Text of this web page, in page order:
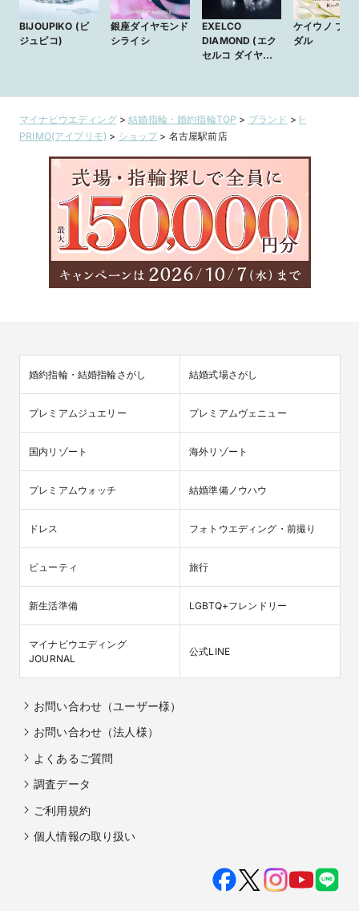
BIJOUPIKO (ビ
ジュピコ)
銀座ダイヤモンド
シライシ
EXELCO
DIAMOND (エク
セルコ ダイヤモ
ケイウノ ブラ
ダル
マイナビウエディング>結婚指輪・婚約指輪TOP > ブランド > I-
PRIMO(アイプリモ) > ショップ > 名古屋駅前店
婚約指輪・結婚指輪さがし 結婚式場さがし
プレミアムジュエリー プレミアムヴェニュー
国内リゾート 海外リゾート
プレミアムウォッチ 結婚準備ノウハウ
ドレス フォトウエディング・前撮り
ビューティ 旅行
新生活準備 LGBTQ+フレンドリー
マイナビウエディング
JOURNAL
公式LINE
お問い合わせ（ユーザー様）
お問い合わせ（法人様）
よくあるご質問
調査データ
ご利用規約
個人情報の取り扱い